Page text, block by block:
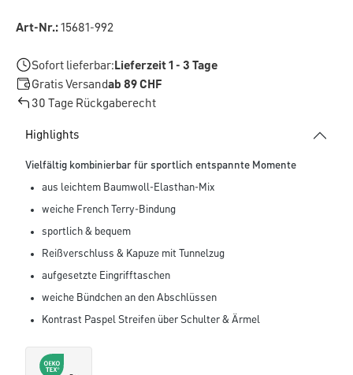
Art-Nr.:15681-992
Sofort lieferbar:Lieferzeit 1 - 3 Tage
Gratis Versandab 89 CHF
30 Tage Rückgaberecht
Highlights
Vielfältig kombinierbar für sportlich entspannte Momente
aus leichtem Baumwoll-Elasthan-Mix
weiche French Terry-Bindung
sportlich & bequem
Reißverschluss & Kapuze mit Tunnelzug
aufgesetzte Eingrifftaschen
weiche Bündchen an den Abschlüssen
Kontrast Paspel Streifen über Schulter & Ärmel